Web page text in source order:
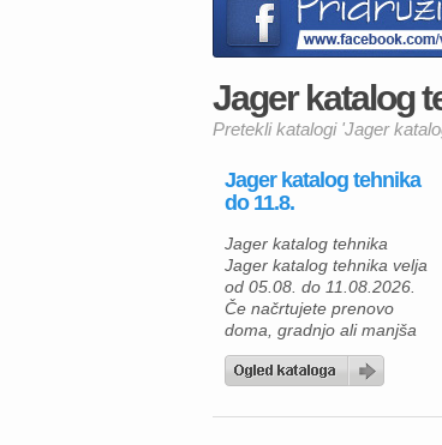
Jager katalog
Pretekli katalogi 'Jager
Jager katalog tehnika
do 11.8.
Jager katalog tehnika
Jager katalog tehnika velja
od 05.08. do 11.08.2026.
Če načrtujete prenovo
doma, gradnjo ali manjša
obnovitvena dela, vas v
katalogu Jager Tehnika
kakovostnega gradbenega